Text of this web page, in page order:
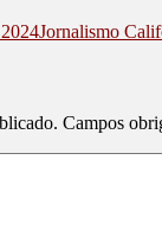
Jornalismo
Campos